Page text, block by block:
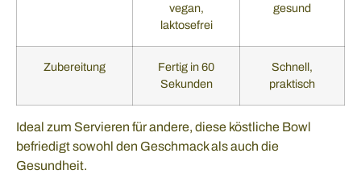
vegan,
laktosefrei
gesund
Zubereitung
Fertig in 60
Sekunden
Schnell,
praktisch
Ideal zum Servieren für andere, diese köstliche Bowl
befriedigt sowohl den Geschmack als auch die
Gesundheit.